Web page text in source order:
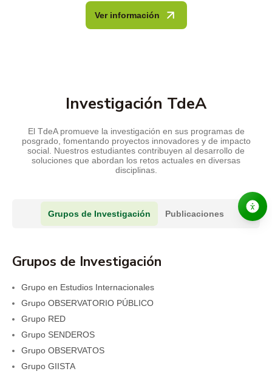
Ver información
Investigación TdeA
El TdeA promueve la investigación en sus programas de
posgrado, fomentando proyectos innovadores y de impacto
social. Nuestros estudiantes contribuyen al desarrollo de
soluciones que abordan los retos actuales en diversas
disciplinas.
Grupos de Investigación Publicaciones
Grupos de Investigación
Grupo en Estudios Internacionales
Grupo OBSERVATORIO PÚBLICO
Grupo RED
Grupo SENDEROS
Grupo OBSERVATOS
Grupo GIISTA